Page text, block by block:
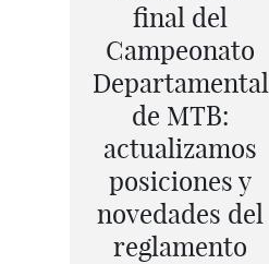
final del
Campeonato
Departamental
de MTB:
actualizamos
posiciones y
novedades del
reglamento